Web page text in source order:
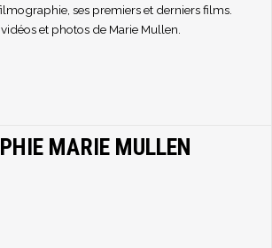
ses premiers et derniers films.
et photos de Marie Mullen.
MARIE MULLEN